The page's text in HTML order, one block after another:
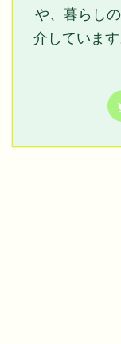
や、暮らし
介していま